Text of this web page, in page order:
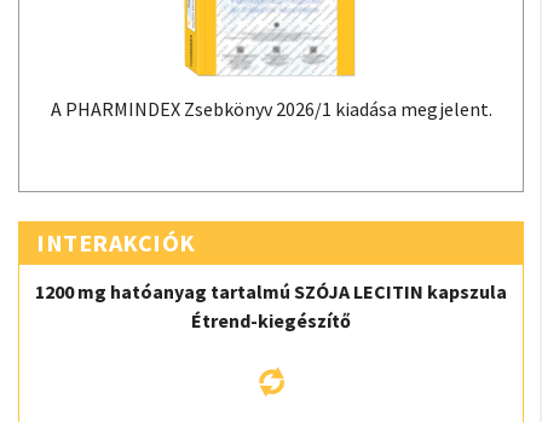
A PHARMINDEX Zsebkönyv 2026/1 kiadása megjelent.
INTERAKCIÓK
1200 mg hatóanyag tartalmú SZÓJA LECITIN kapszula
Étrend-kiegészítő